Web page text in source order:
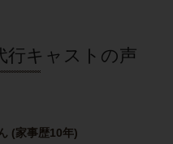
行キャストの声
(家事歴10年)